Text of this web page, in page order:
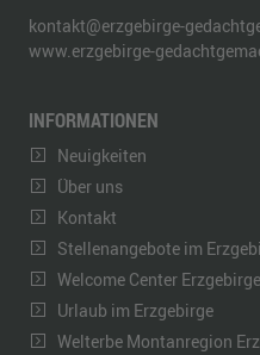
kontakt@erzgebirge-
www.erzgebirge-
INFORMATIONEN
Neuigkeiten
Über uns
Kontakt
Stellenangebote im
Welcome Center Erzgebirge
Urlaub im Erzgebirge
Welterbe Montanregion